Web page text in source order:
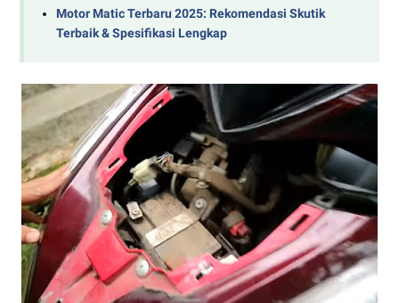
Motor Matic Terbaru 2025: Rekomendasi Skutik
Terbaik & Spesifikasi Lengkap